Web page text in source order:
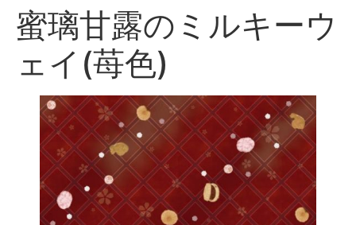
蜜璃甘露のミルキーウ
ェイ(苺色)